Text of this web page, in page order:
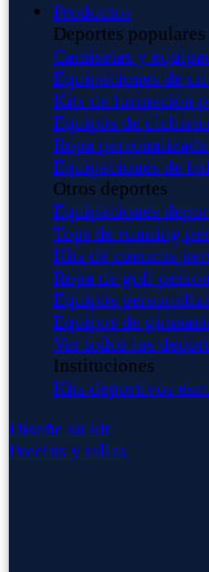
Productos
Deportes populares
Camisetas y
Equipaciones de
Kits de formación
Equipos de
Ropa
Equipaciones de
Otros deportes
Equipaciones
Tops de running
Kits de cuencos
Ropa de golf
Equipos
Equipos de
Ver todos los
Instituciones
Kits deportivos
Diseñe su kit
Precios y tallas